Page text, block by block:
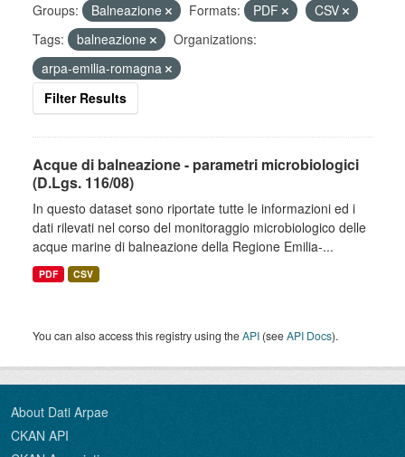
Groups: Balneazione Formats: PDF
CSV
Tags:
balneazione
Organizations:
arpa-emilia-romagna
Filter Results
Acque di balneazione - parametri microbiologici
(D.Lgs. 116/08)
In questo dataset sono riportate tutte le informazioni ed i
dati rilevati nel corso del monitoraggio microbiologico delle
acque marine di balneazione della Regione Emilia-...
PDF CSV
You can also access this registry using theAPI (seeAPI Docs).
About Dati Arpae
CKAN API